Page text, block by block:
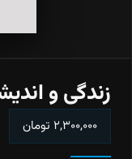
زندگی و
۲,۳۰۰,۰۰۰ تومان